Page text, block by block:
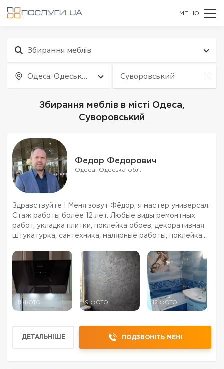
МЕНЮ
Збирання меблів
Одеса, Одеська
обл.
Суворовський
Збирання меблів в місті Одеса,
Суворовський
Федор Федорович
Одеса, Одеська обл.
Здравствуйте ! Меня зовут Фёдор, я мастер универсал.
Стаж работы более 12 лет. Любые виды ремонтных
работ, укладка плитки, поклейка обоев, декоративная
штукатурка, сантехника, малярные работы, поклейка
установка / сборка кухни, установка / сборка ме...
11 ФОТО 9 ФОТО 12 ФОТО
ДЕТАЛЬНІШЕ ПОДЗВОНІТЬ МЕНІ